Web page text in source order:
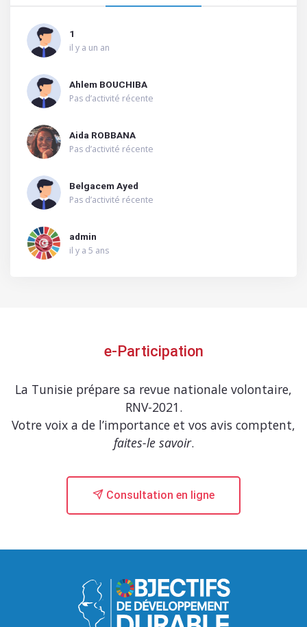
1
il y a un an
Ahlem BOUCHIBA
Pas d’activité récente
Aida ROBBANA
Pas d’activité récente
Belgacem Ayed
Pas d’activité récente
admin
il y a 5 ans
e-Participation
La Tunisie prépare sa revue nationale volontaire,
RNV-2021.
Votre voix a de l’importance et vos avis comptent,
faites-le savoir.
Consultation en ligne